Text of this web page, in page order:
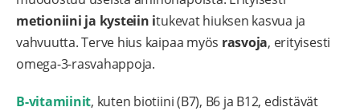
metioniini ja kysteiin itukevat hiuksen kasvua ja
vahvuutta. Terve hius kaipaa myös rasvoja, erityisesti
omega-3-rasvahappoja.
B-vitamiinit, kuten biotiini (B7), B6 ja B12, edistävät